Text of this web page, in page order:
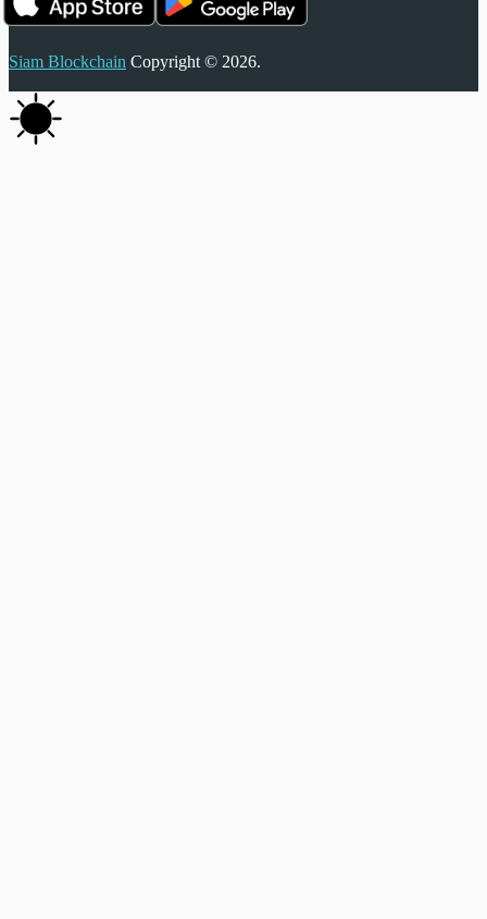
Siam Blockchain Copyright © 2026.